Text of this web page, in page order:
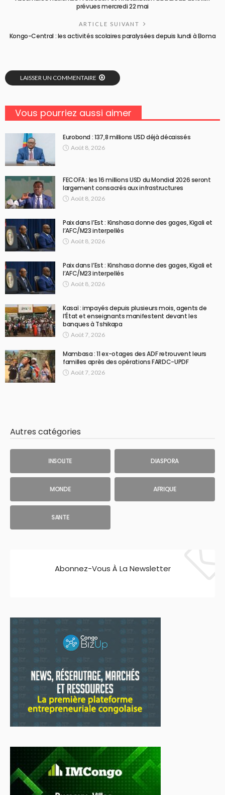
prévues mercredi 22 mai
ARTICLE SUIVANT
Kongo-Central : les activités scolaires paralysées depuis lundi à Boma
LAISSER UN COMMENTAIRE
Vous pourriez aussi aimer
Eurobond : 137,8 millions USD déjà décaissés
Août 8, 2026
FECOFA : les 16 millions USD du Mondial 2026 seront
largement consacrés aux infrastructures
Août 8, 2026
Paix dans l’Est : Kinshasa donne des gages, Kigali et
l’AFC/M23 interpellés
Août 8, 2026
Paix dans l’Est : Kinshasa donne des gages, Kigali et
l’AFC/M23 interpellés
Août 8, 2026
Kasaï : impayés depuis plusieurs mois, agents de
l’État et enseignants manifestent devant les
banques à Tshikapa
Août 7, 2026
Mambasa : 11 ex-otages des ADF retrouvent leurs
familles après des opérations FARDC-UPDF
Août 7, 2026
Autres catégories
INSOLITE DIASPORA
MONDE AFRIQUE
SANTE
Abonnez-Vous À La Newsletter